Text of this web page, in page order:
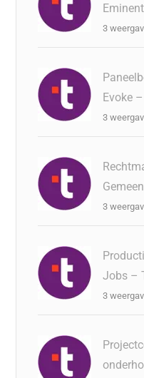
3
Evoke
3
3
Jobs –
3